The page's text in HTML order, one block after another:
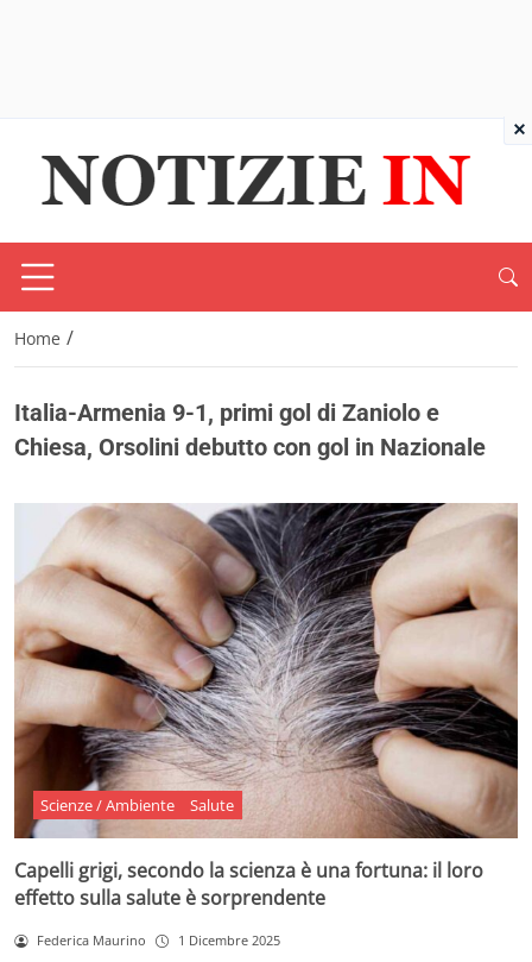
Home /
Italia-Armenia 9-1, primi gol di Zaniolo e
Chiesa, Orsolini debutto con gol in Nazionale
Scienze / Ambiente Salute
Capelli grigi, secondo la scienza è una fortuna: il loro
effetto sulla salute è sorprendente
Federica Maurino 1 Dicembre 2025
×